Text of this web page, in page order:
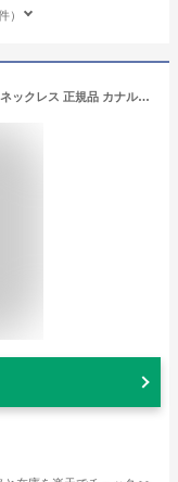
）
【正規紙袋 無料】プレゼント人気No1 4°c ネックレス 正規品 カナル4℃ 4℃ レディース アクセサリー ペンダント ハート モチーフ ピンクゴールド 151824121025 カナルヨンドシー 通販 ギフト プレゼント